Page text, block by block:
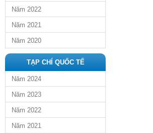
Năm 2022
Năm 2021
Năm 2020
TẠP CHÍ QUỐC TẾ
Năm 2024
Năm 2023
Năm 2022
Năm 2021